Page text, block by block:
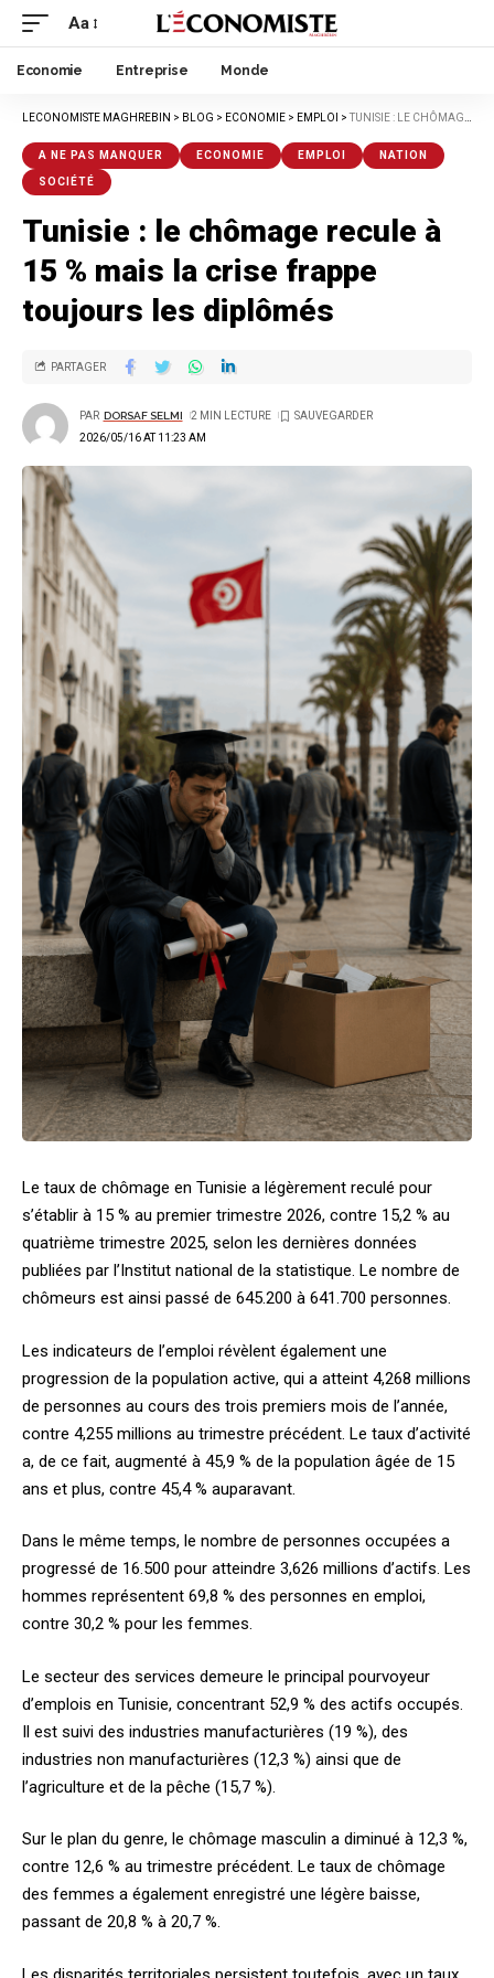
Aa
Economie Entreprise Monde
LECONOMISTE MAGHREBIN > BLOG > ECONOMIE > EMPLOI >TUNISIE : LE CHÔMAGE RECULE À 15 % MAIS LA CRISE FRAPPE TOUJOURS LES DIPLÔMÉS
A NE PAS MANQUER ECONOMIE EMPLOI NATION
SOCIÉTÉ
Tunisie : le chômage recule à
15 % mais la crise frappe
toujours les diplômés
2026/05/16 AT 11:23 AM
PAR DORSAF SELMI 2 MIN LECTURE
PARTAGER
Le taux de chômage en Tunisie a légèrement reculé pour
s’établir à 15 % au premier trimestre 2026, contre 15,2 % au
quatrième trimestre 2025, selon les dernières données
publiées par l’Institut national de la statistique. Le nombre de
chômeurs est ainsi passé de 645.200 à 641.700 personnes.
Les indicateurs de l’emploi révèlent également une
progression de la population active, qui a atteint 4,268 millions
de personnes au cours des trois premiers mois de l’année,
contre 4,255 millions au trimestre précédent. Le taux d’activité
a, de ce fait, augmenté à 45,9 % de la population âgée de 15
ans et plus, contre 45,4 % auparavant.
Dans le même temps, le nombre de personnes occupées a
progressé de 16.500 pour atteindre 3,626 millions d’actifs. Les
hommes représentent 69,8 % des personnes en emploi,
contre 30,2 % pour les femmes.
Le secteur des services demeure le principal pourvoyeur
d’emplois en Tunisie, concentrant 52,9 % des actifs occupés.
Il est suivi des industries manufacturières (19 %), des
industries non manufacturières (12,3 %) ainsi que de
l’agriculture et de la pêche (15,7 %).
Sur le plan du genre, le chômage masculin a diminué à 12,3 %,
contre 12,6 % au trimestre précédent. Le taux de chômage
des femmes a également enregistré une légère baisse,
passant de 20,8 % à 20,7 %.